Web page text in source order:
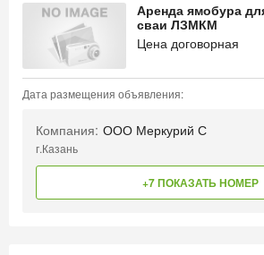
Аренда ямобура
сваи ЛЗМКМ
Цена договорная
Дата размещения объявления:
Компания: ООО Меркурий С
г.Казань
+7 ПОКАЗАТЬ НОМЕР